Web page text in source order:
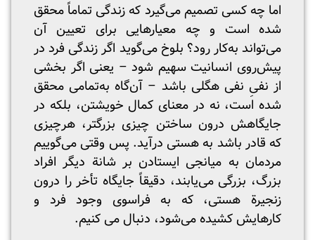
اما چه کسی تصمیم می‌گیرد که زندگی تماماً محقق
شده است و چه معیارهایی برای تعیین آن
می‌تواند به‌کار رود؟ بلوخ می‌گوید اگر زندگی فرد در
پیش‌روی انسانیت سهیم شود – یعنی اگر بخشی
از نفیِ نفی هگلی باشد – آن‌گاه به‌تمامی محقق
شده است، نه در معنای کمال خویشتن، بلکه در
جایگاهش درون ساختن چیزی بزرگتر، هرچیزی
که قادر باشد به هستی درآید. پس وقتی می‌گوییم
مردمان به میانجی ایستادن بر شانة دیگر افراد
بزرگ، بزرگی می‌یابند، دقیقاً جایگاه تأخر را درون
زنجیرة هستی، که به فراسوی وجود فرد و
کارهایش کشیده می‌شود، دنبال می کنیم.